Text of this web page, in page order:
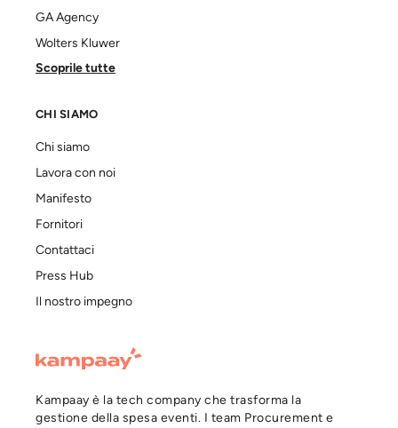
Kampaay è la tech company che trasforma la
gestione della spesa eventi. I team Procurement e
GA Agency
Wolters Kluwer
Scoprile tutte
CHI SIAMO
Chi siamo
Lavora con noi
Manifesto
Fornitori
Contattaci
Press Hub
Il nostro impegno